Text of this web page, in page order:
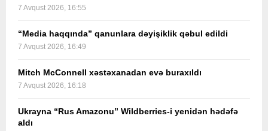
7 Avqust 2026, 16:55
“Media haqqında” qanunlara dəyişiklik qəbul edildi
7 Avqust 2026, 16:49
Mitch McConnell xəstəxanadan evə buraxıldı
7 Avqust 2026, 16:18
Ukrayna “Rus Amazonu” Wildberries-i yenidən hədəfə
aldı